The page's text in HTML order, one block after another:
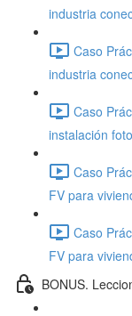
industria
Caso
industria
Caso
instalación
Caso
FV para
Caso
FV para
BONUS.